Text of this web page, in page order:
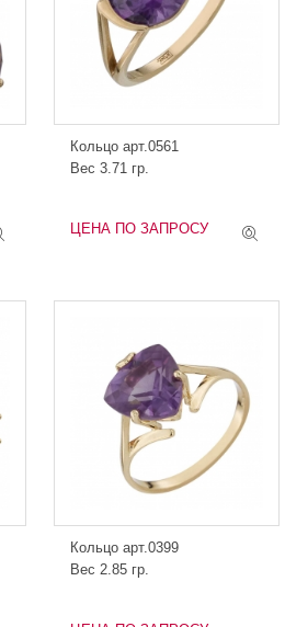
Кольцо арт.0561
Вес 3.71 гр.
ЦЕНА ПО ЗАПРОСУ
Кольцо арт.0399
Вес 2.85 гр.